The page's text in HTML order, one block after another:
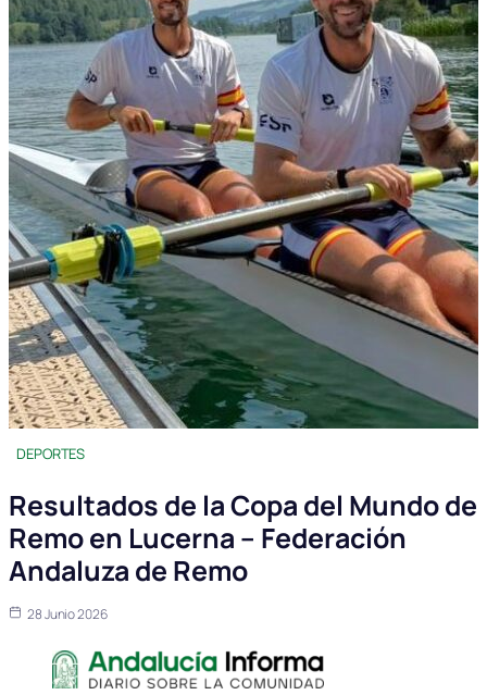
DEPORTES
Resultados de la Copa del Mundo de
Remo en Lucerna – Federación
Andaluza de Remo
28 Junio 2026